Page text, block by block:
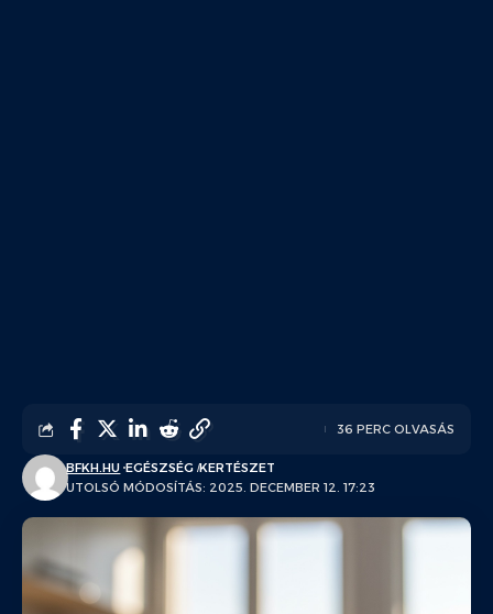
UTOLSÓ MÓDOSÍTÁS: 2025. DECEMBER 12. 17:23
BFKH.HU EGÉSZSÉG KERTÉSZET
36 PERC OLVASÁS